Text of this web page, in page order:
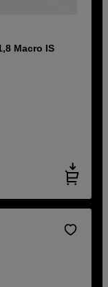
Macro IS